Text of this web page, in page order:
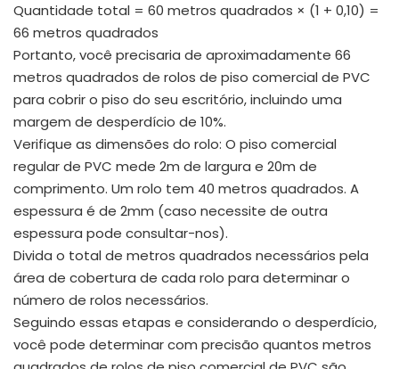
Quantidade total = 60 metros quadrados × (1 + 0,10) =
66 metros quadrados
Portanto, você precisaria de aproximadamente 66
metros quadrados de rolos de piso comercial de PVC
para cobrir o piso do seu escritório, incluindo uma
margem de desperdício de 10%.
Verifique as dimensões do rolo: O piso comercial
regular de PVC mede 2m de largura e 20m de
comprimento. Um rolo tem 40 metros quadrados. A
espessura é de 2mm (caso necessite de outra
espessura pode consultar-nos).
Divida o total de metros quadrados necessários pela
área de cobertura de cada rolo para determinar o
número de rolos necessários.
Seguindo essas etapas e considerando o desperdício,
você pode determinar com precisão quantos metros